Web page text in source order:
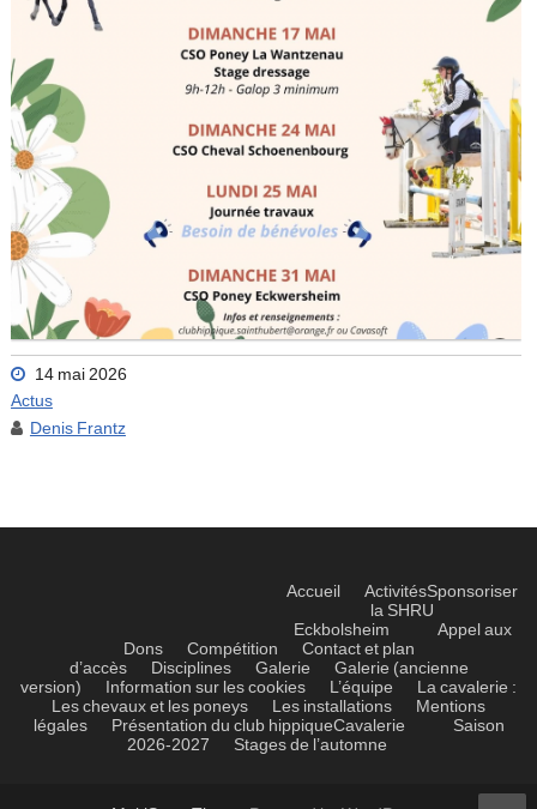
14 mai 2026
Actus
Denis Frantz
Accueil ActivitésSponsoriser
la SHRU
Eckbolsheim
Appel aux
Dons
Compétition
Contact et plan
d’accès
Disciplines Galerie
Galerie (ancienne
version)
Information sur les cookies L’équipe
La cavalerie :
Les chevaux et les poneys
Les installations
Mentions
légales
Présentation du club hippiqueCavalerie
Saison
2026-2027
Stages de l’automne